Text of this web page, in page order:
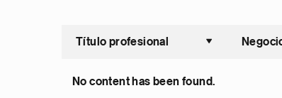
Título profesional
No content has been found.